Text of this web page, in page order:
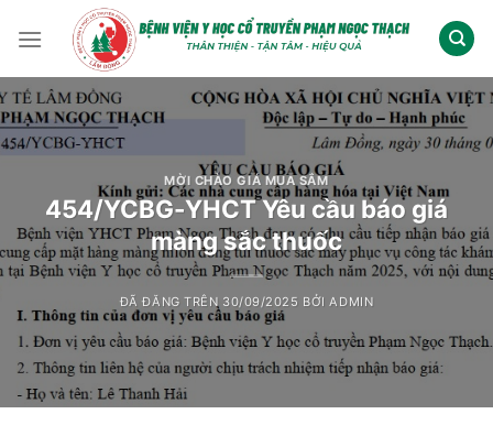
đến
dung
MỜI CHÀO GIÁ MUA SẮM
454/YCBG-YHCT Yêu cầu báo giá
màng sắc thuốc
ĐÃ ĐĂNG TRÊN 30/09/2025 BỞIADMIN